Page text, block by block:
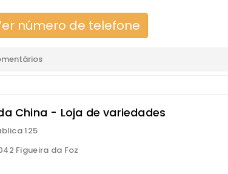
número de telefone
China - Loja de variedades
125
Figueira da Foz